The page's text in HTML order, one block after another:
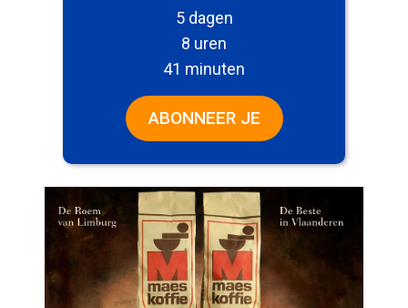
5 dagen
8 uren
41 minuten
ABONNEER JE